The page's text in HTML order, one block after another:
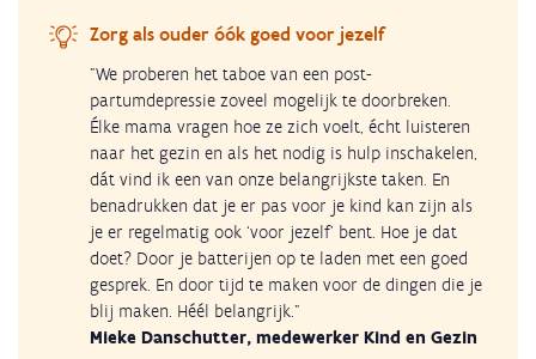
Zorg als ouder óók goed voor jezelf
"We proberen het taboe van een post-
partumdepressie zoveel mogelijk te doorbreken.
Élke mama vragen hoe ze zich voelt, écht luisteren
naar het gezin en als het nodig is hulp inschakelen,
dát vind ik een van onze belangrijkste taken. En
benadrukken dat je er pas voor je kind kan zijn als
je er regelmatig ook ‘voor jezelf’ bent. Hoe je dat
doet? Door je batterijen op te laden met een goed
gesprek. En door tijd te maken voor de dingen die je
blij maken. Héél belangrijk."
Mieke Danschutter, medewerker Kind en Gezin